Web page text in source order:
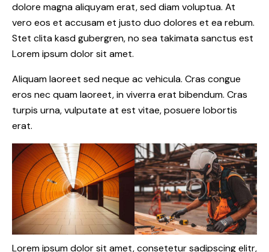
dolore magna aliquyam erat, sed diam voluptua. At
vero eos et accusam et justo duo dolores et ea rebum.
Stet clita kasd gubergren, no sea takimata sanctus est
Lorem ipsum dolor sit amet.
Aliquam laoreet sed neque ac vehicula. Cras congue
eros nec quam laoreet, in viverra erat bibendum. Cras
turpis urna, vulputate at est vitae, posuere lobortis
erat.
Lorem ipsum dolor sit amet, consetetur sadipscing elitr,